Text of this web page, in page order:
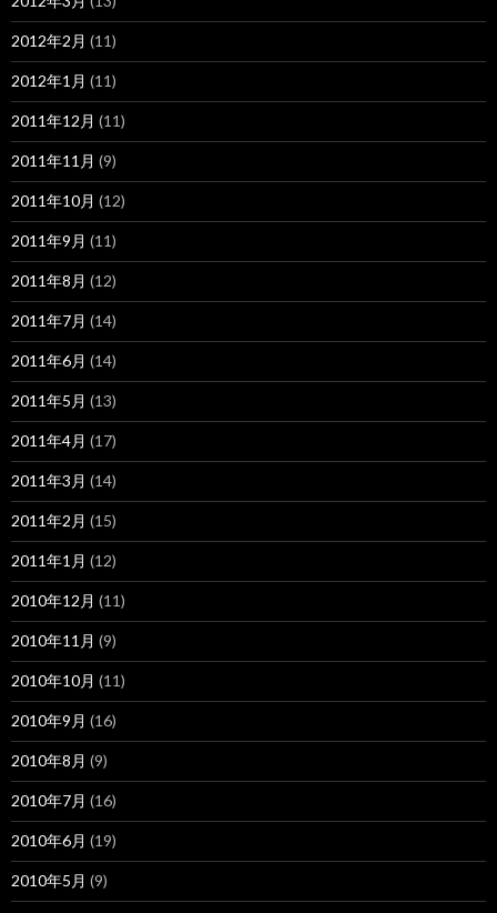
2012年2月 (11)
2012年1月 (11)
2011年12月 (11)
2011年11月 (9)
2011年10月 (12)
2011年9月 (11)
2011年8月 (12)
2011年7月 (14)
2011年6月 (14)
2011年5月 (13)
2011年4月 (17)
2011年3月 (14)
2011年2月 (15)
2011年1月 (12)
2010年12月 (11)
2010年11月 (9)
2010年10月 (11)
2010年9月 (16)
2010年8月 (9)
2010年7月 (16)
2010年6月 (19)
2010年5月 (9)